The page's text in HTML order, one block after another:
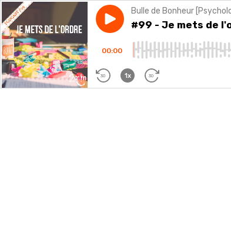
Play episode#99 - Je mets de
Bulle de Bonheur
#99 - Je mets de
00:00
30 1x 30